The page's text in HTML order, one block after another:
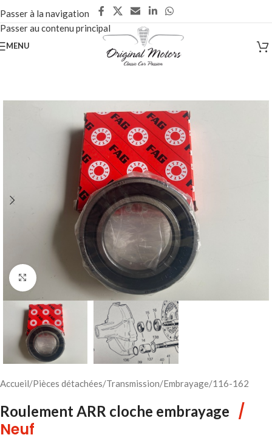
Passer à la navigation
Passer au contenu principal
MENU
Cliquez pour agrandir
Accueil/Pièces détachées/Transmission/Embrayage/116-162
Roulement ARR cloche embrayage /
Neuf